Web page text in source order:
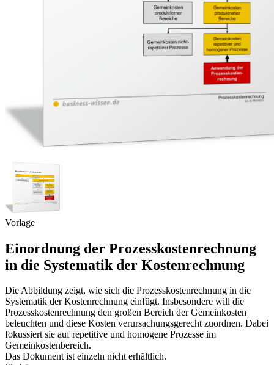
Vorlage
Einordnung der Prozesskostenrechnung
in die Systematik der Kostenrechnung
Die Abbildung zeigt, wie sich die Prozesskostenrechnung in die
Systematik der Kostenrechnung einfügt. Insbesondere will die
Prozesskostenrechnung den großen Bereich der Gemeinkosten
beleuchten und diese Kosten verursachungsgerecht zuordnen. Dabei
fokussiert sie auf repetitive und homogene Prozesse im
Gemeinkostenbereich.
Das Dokument ist einzeln nicht erhältlich.